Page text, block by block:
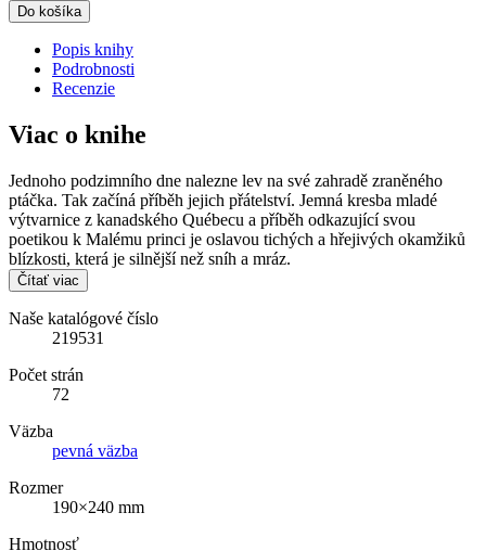
Do košíka
Popis knihy
Podrobnosti
Recenzie
Viac o knihe
Jednoho podzimního dne nalezne lev na své zahradě zraněného
ptáčka. Tak začíná příběh jejich přátelství. Jemná kresba mladé
výtvarnice z kanadského Québecu a příběh odkazující svou
poetikou k Malému princi je oslavou tichých a hřejivých okamžiků
blízkosti, která je silnější než sníh a mráz.
Čítať viac
Naše katalógové číslo
219531
Počet strán
72
Väzba
pevná väzba
Rozmer
190×240 mm
Hmotnosť